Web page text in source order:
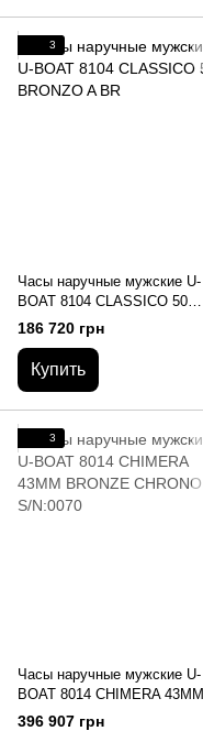
3
Часы наручные мужские U-
BOAT 8104 CLASSICO 50
BRONZO A BR
186 720 грн
Купить
3
Часы наручные мужские U-
BOAT 8014 CHIMERA 43MM
BRONZE CHRONO S/N:0070
396 907 грн